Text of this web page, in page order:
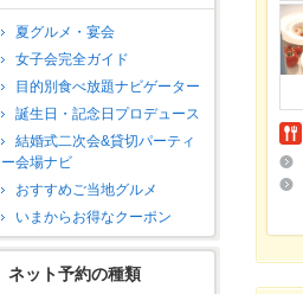
夏グルメ・宴会
女子会完全ガイド
目的別食べ放題ナビゲーター
誕生日・記念日プロデュース
結婚式二次会&貸切パーティ
ー会場ナビ
おすすめご当地グルメ
いまからお得なクーポン
ネット予約の種類